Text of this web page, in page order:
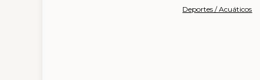
Deportes / Acuáticos